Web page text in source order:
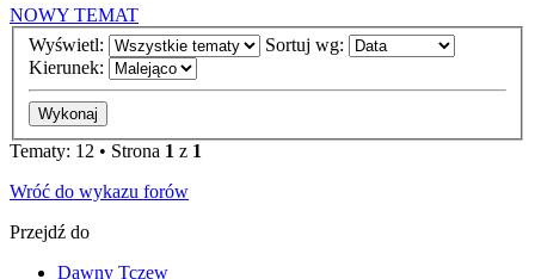
NOWY TEMAT
Wyświetl:
Sortuj wg:
Kierunek:
Tematy: 12 • Strona 1 z 1
Wróć do wykazu forów
Przejdź do
Dawny Tczew